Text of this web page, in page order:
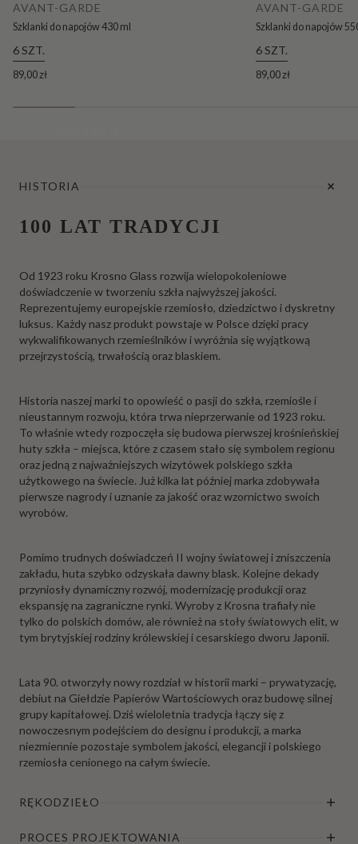
AVANT-GARDE
Szklanki do napojów 430 ml
6 SZT.
89,00 zł
AVANT-GARDE
Szklanki do napojów
6 SZT.
89,00 zł
HISTORIA
100 LAT TRADYCJI
Od 1923 roku Krosno Glass rozwija wielopokoleniowe
doświadczenie w tworzeniu szkła najwyższej jakości.
Reprezentujemy europejskie rzemiosło, dziedzictwo i dyskretny
luksus. Każdy nasz produkt powstaje w Polsce dzięki pracy
wykwalifikowanych rzemieślników i wyróżnia się wyjątkową
przejrzystością, trwałością oraz blaskiem.
Historia naszej marki to opowieść o pasji do szkła, rzemiośle i
nieustannym rozwoju, która trwa nieprzerwanie od 1923 roku.
To właśnie wtedy rozpoczęła się budowa pierwszej krośnieńskiej
huty szkła – miejsca, które z czasem stało się symbolem regionu
oraz jedną z najważniejszych wizytówek polskiego szkła
użytkowego na świecie. Już kilka lat później marka zdobywała
pierwsze nagrody i uznanie za jakość oraz wzornictwo swoich
wyrobów.
Pomimo trudnych doświadczeń II wojny światowej i zniszczenia
zakładu, huta szybko odzyskała dawny blask. Kolejne dekady
przyniosły dynamiczny rozwój, modernizację produkcji oraz
ekspansję na zagraniczne rynki. Wyroby z Krosna trafiały nie
tylko do polskich domów, ale również na stoły światowych elit, w
tym brytyjskiej rodziny królewskiej i cesarskiego dworu Japonii.
Lata 90. otworzyły nowy rozdział w historii marki – prywatyzację,
debiut na Giełdzie Papierów Wartościowych oraz budowę silnej
grupy kapitałowej. Dziś wieloletnia tradycja łączy się z
nowoczesnym podejściem do designu i produkcji, a marka
niezmiennie pozostaje symbolem jakości, elegancji i polskiego
rzemiosła cenionego na całym świecie.
RĘKODZIEŁO
PROCES PROJEKTOWANIA